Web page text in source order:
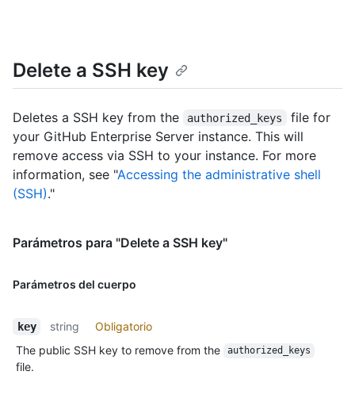
Delete a SSH key
Deletes a SSH key from the authorized_keys
file for
your GitHub Enterprise Server instance. This will
remove access via SSH to your instance. For more
information, see "Accessing the administrative shell
(SSH)."
Parámetros para "Delete a SSH key"
Parámetros del cuerpo
key string
Obligatorio
The public SSH key to remove from the
authorized_keys
file.